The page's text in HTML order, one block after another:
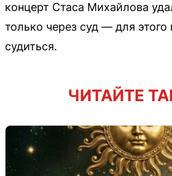
концерт Стаса Михайлова
только через суд — для
судиться.
ЧИТАЙТЕ